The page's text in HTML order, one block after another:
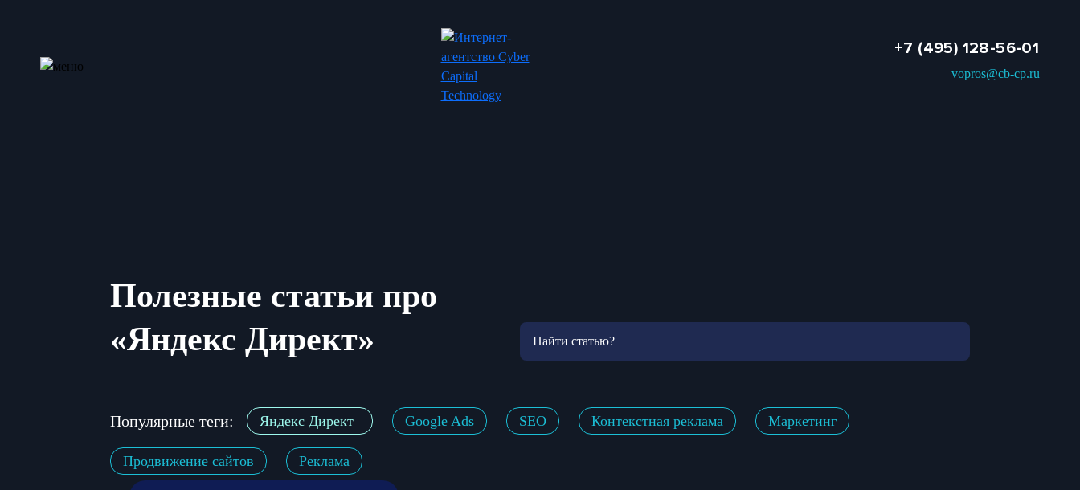
+7 (495) 128-56-01
vopros@cb-cp.ru
Полезные статьи про
«Яндекс Директ»
Популярные теги: Яндекс Директ Google Ads SEO Контекстная реклама Маркетинг
Продвижение сайтов Реклама